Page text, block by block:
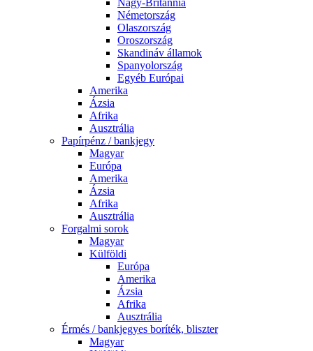
Nagy-Britannia
Németország
Olaszország
Oroszország
Skandináv államok
Spanyolország
Egyéb Európai
Amerika
Ázsia
Afrika
Ausztrália
Papírpénz / bankjegy
Magyar
Európa
Amerika
Ázsia
Afrika
Ausztrália
Forgalmi sorok
Magyar
Külföldi
Európa
Amerika
Ázsia
Afrika
Ausztrália
Érmés / bankjegyes boríték, bliszter
Magyar